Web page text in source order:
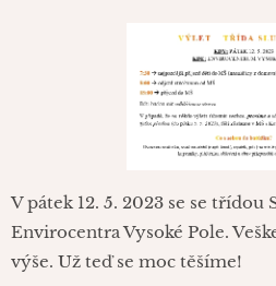
V pátek 12. 5. 2023 se se
Envirocentra Vysoké Pole.
výše. Už teď se moc těšíme!